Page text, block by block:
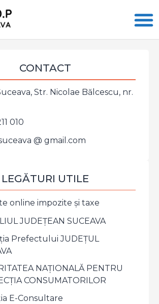
CONTACT
Str. Nicolae Bălcescu, nr.
010
@ gmail.com
LEGĂTURI UTILE
online impozite şi taxe
JUDEȚEAN SUCEAVA
Prefectului JUDEȚUL
NAȚIONALĂ PENTRU
CONSUMATORILOR
E-Consultare